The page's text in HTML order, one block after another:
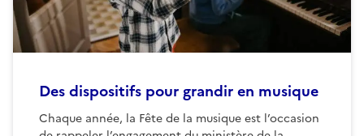
Des dispositifs pour grandir en musique
Chaque année, la Fête de la musique est l’occasion